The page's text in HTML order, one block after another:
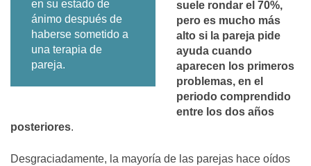
en su estado de
ánimo después de
haberse sometido a
una terapia de
pareja.
suele rondar el 70%,
pero es mucho más
alto si la pareja pide
ayuda cuando
aparecen los primeros
problemas, en el
periodo comprendido
entre los dos años
posteriores.
Desgraciadamente, la mayoría de las parejas hace oídos